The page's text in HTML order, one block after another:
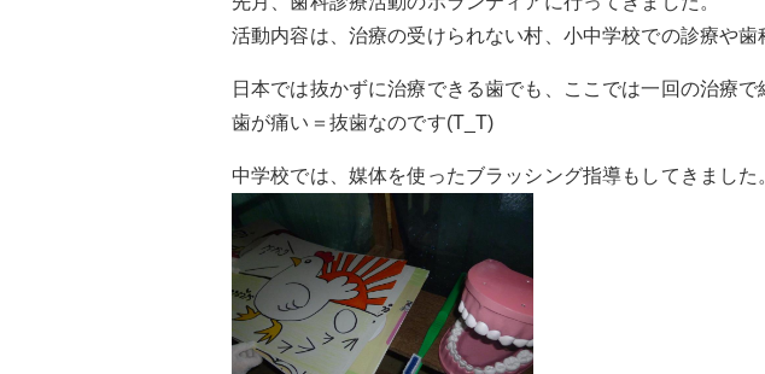
活動内容は、治療の受けられない村、小中学校での診療や歯
日本では抜かずに治療できる歯でも、ここでは一回の治療で
歯が痛い＝抜歯なのです(T_T)
中学校では、媒体を使ったブラッシング指導もしてきました